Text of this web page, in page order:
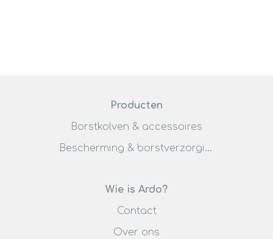
Producten
Borstkolven & accessoires
Bescherming & borstverzorging
Wie is Ardo?
Contact
Over ons